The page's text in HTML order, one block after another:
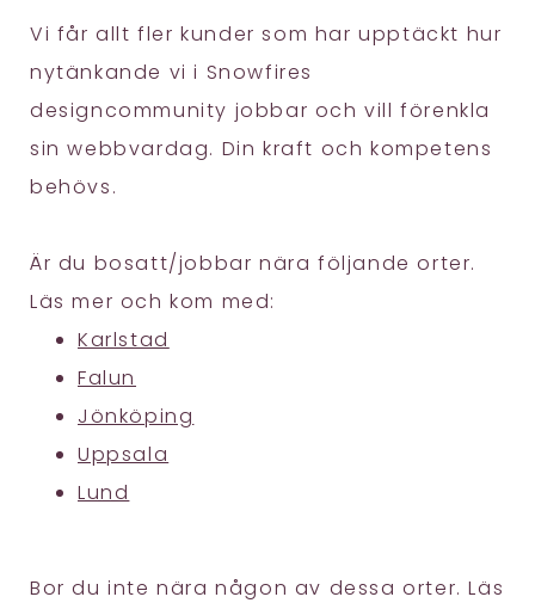
Vi får allt fler kunder som har upptäckt hur
nytänkande vi i Snowfires
designcommunity jobbar och vill förenkla
sin webbvardag. Din kraft och kompetens
behövs.
Är du bosatt/jobbar nära följande orter.
Läs mer och kom med:
Karlstad
Falun
Jönköping
Uppsala
Lund
Bor du inte nära någon av dessa orter. Läs